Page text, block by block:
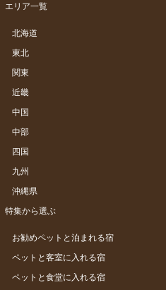
エリア一覧
北海道
東北
関東
近畿
中国
中部
四国
九州
沖縄県
特集から選ぶ
お勧めペットと泊まれる宿
ペットと客室に入れる宿
ペットと食堂に入れる宿